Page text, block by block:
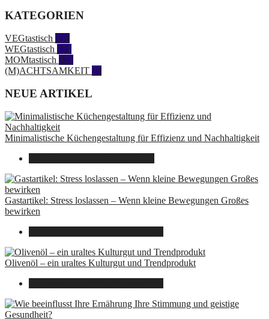
KATEGORIEN
VEGtastisch 559
WEGtastisch 171
MOMtastisch 328
(M)ACHTSAMKEIT 28
NEUE ARTIKEL
Minimalistische Küchengestaltung für Effizienz und Nachhaltigkeit
Gastartikel: Stress loslassen – Wenn kleine Bewegungen Großes
bewirken
Olivenöl – ein uraltes Kulturgut und Trendprodukt